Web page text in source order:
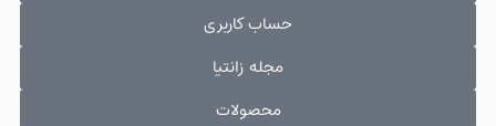
حساب کاربری
مجله زانتیا
محصولات